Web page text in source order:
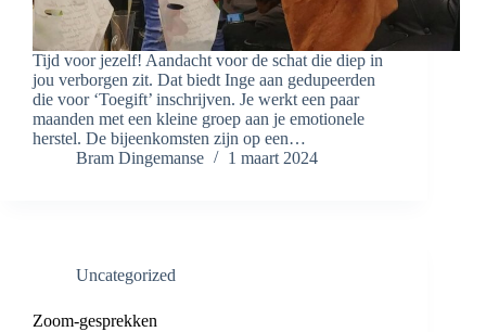
Tijd voor jezelf! Aandacht voor de schat die diep in
jou verborgen zit. Dat biedt Inge aan gedupeerden
die voor ‘Toegift’ inschrijven. Je werkt een paar
maanden met een kleine groep aan je emotionele
herstel. De bijeenkomsten zijn op een…
Bram Dingemanse
1 maart 2024
Uncategorized
Zoom-gesprekken